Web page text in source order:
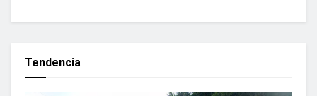
Tendencia